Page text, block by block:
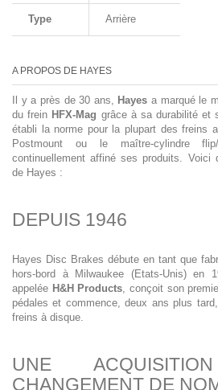
Type Arrière
A PROPOS DE HAYES
Il y a près de 30 ans, Hayes a marqué le
du frein HFX-Mag grâce à sa durabilité et
établi la norme pour la plupart des freins
Postmount ou le maître-cylindre
continuellement affiné ses produits. Voici
de Hayes :
DEPUIS 1946
Hayes Disc Brakes débute en tant que
hors-bord à Milwaukee (Etats-Unis) en
appelée H&H Products, conçoit son
pédales et commence, deux ans plus
freins à disque.
UNE
CHANGEMENT DE